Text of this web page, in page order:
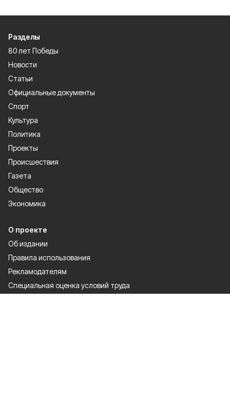
Разделы
80 лет Победы
Новости
Статьи
Официальные документы
Спорт
Культура
Политика
Проекты
Происшествия
Газета
Общество
Экономика
О проекте
Об издании
Правила использования
Рекламодателям
Специальная оценка условий труда